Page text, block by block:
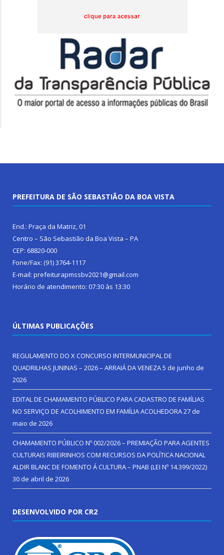
PREFEITURA DE SÃO SEBASTIÃO DA BOA VISTA
End.: Praça da Matriz, 01
Centro – São Sebastião da Boa Vista – PA
CEP: 68820-000
Fone/Fax: (91) 3764-1117
E-mail: prefeiturapmssbv2021@gmail.com
Horário de atendimento: 07:30 às 13:30
ÚLTIMAS PUBLICAÇÕES
REGULAMENTO DO X CONCURSO INTERMUNICIPAL DE
QUADRILHAS JUNINAS – 2026 – ARRAIÁ DA VENEZA5 de junho de
2026
EDITAL DE CHAMAMENTO PÚBLICO PARA CADASTRO DE FAMÍLIAS
NO SERVIÇO DE ACOLHIMENTO EM FAMÍLIA ACOLHEDORA27 de
maio de 2026
CHAMAMENTO PÚBLICO Nº 002/2026 – PREMIAÇÃO PARA AGENTES
CULTURAIS RIBEIRINHOS COM RECURSOS DA POLÍTICA NACIONAL
ALDIR BLANC DE FOMENTO Á CULTURA – PNAB (LEI Nº 14.399/2022)
30 de abril de 2026
DESENVOLVIDO POR CR2